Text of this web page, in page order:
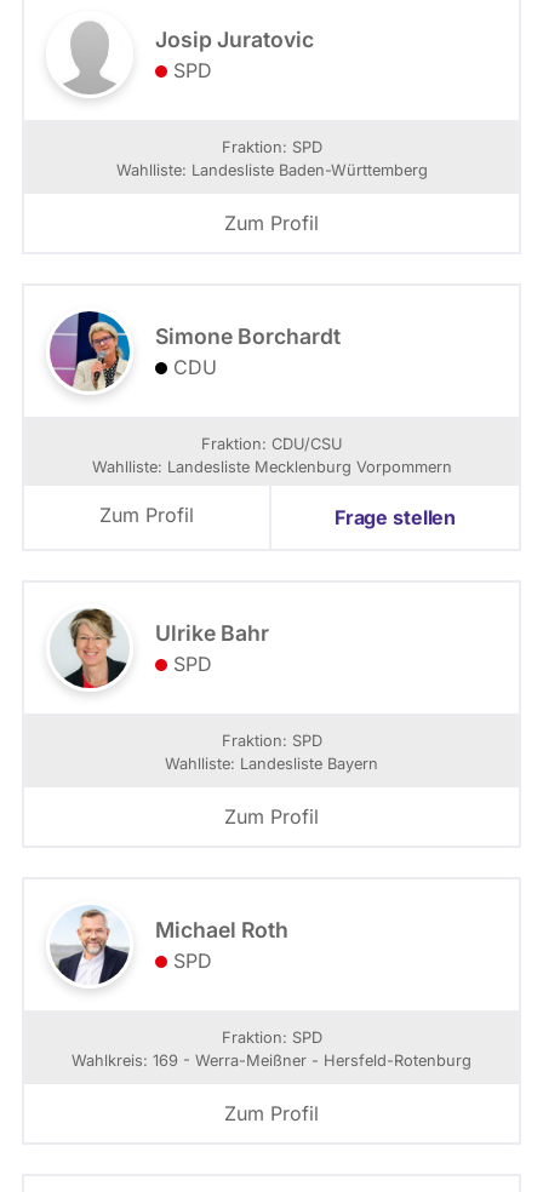
Josip Juratovic
SPD
Fraktion: SPD
Wahlliste: Landesliste Baden-Württemberg
Zum Profil
Simone Borchardt
CDU
Fraktion: CDU/CSU
Wahlliste: Landesliste Mecklenburg Vorpommern
Zum Profil Frage stellen
Ulrike Bahr
SPD
Fraktion: SPD
Wahlliste: Landesliste Bayern
Zum Profil
Michael Roth
SPD
Fraktion: SPD
Wahlkreis: 169 - Werra-Meißner - Hersfeld-Rotenburg
Zum Profil